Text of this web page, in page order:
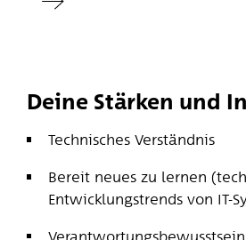
Deine Stärken und
Technisches Verständnis
Bereit neues zu lernen
Entwicklungstrends von IT-